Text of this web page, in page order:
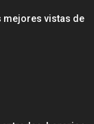
mejores vistas de